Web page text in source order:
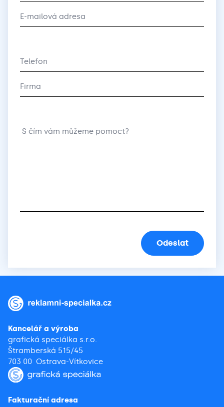
Kancelář a výroba
grafická speciálka s.r.o.
Štramberská 515/45
703 00 Ostrava-Vítkovice
Fakturační adresa